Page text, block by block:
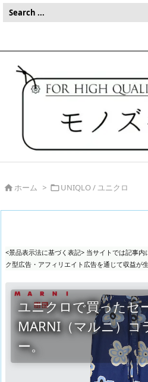
ホーム > UNIQLO / ユニクロ
<景品表示法に基づく表記> 当サイトでは記事
ク型広告・アフィリエイト広告を通じて収益が
ユニクロで買ったセ
MARNI（マルニ）コ
ー。